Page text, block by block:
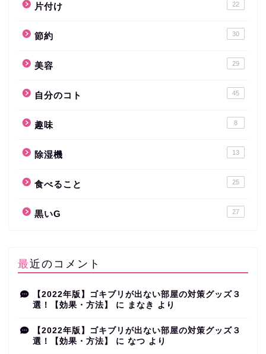
片付け 22
節約 30
美容 29
自分のコト 45
趣味 8
除湿機 13
食べること 25
黒いG 27
最近のコメント
【2022年版】ゴキブリが出ない部屋の対策グッズ３
選！【効果・方法】
に まなき より
【2022年版】ゴキブリが出ない部屋の対策グッズ３
選！【効果・方法】
に なつ より